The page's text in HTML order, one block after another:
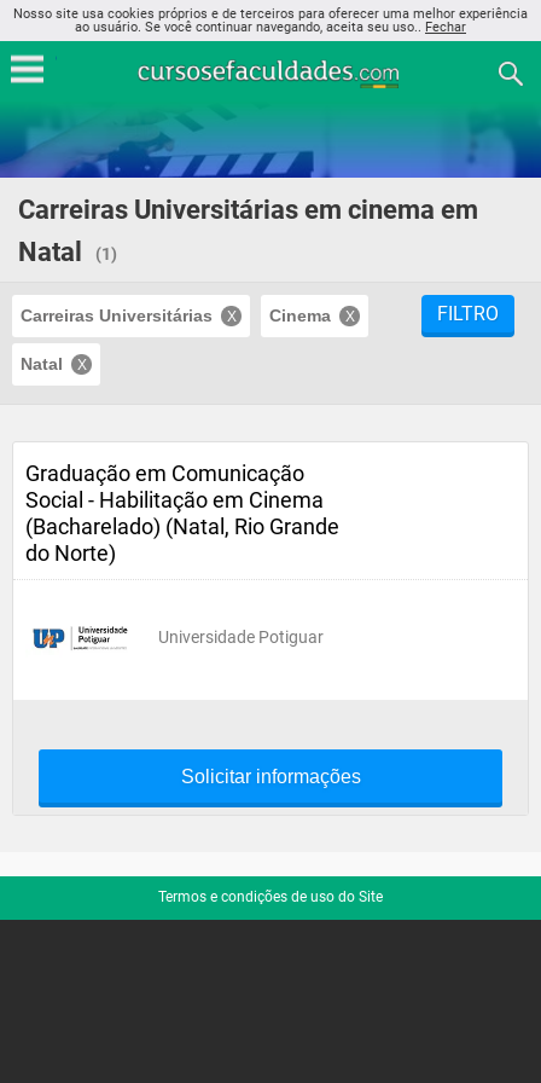
Nosso site usa cookies próprios e de terceiros para oferecer uma melhor experiência
ao usuário. Se você continuar navegando, aceita seu uso.. Fechar
Carreiras Universitárias em cinema em
Natal
(1)
Carreiras Universitárias Cinema
Natal
FILTRO
Graduação em Comunicação
Social - Habilitação em Cinema
(Bacharelado) (Natal, Rio Grande
do Norte)
Universidade Potiguar
Solicitar informações
Termos e condições de uso do Site